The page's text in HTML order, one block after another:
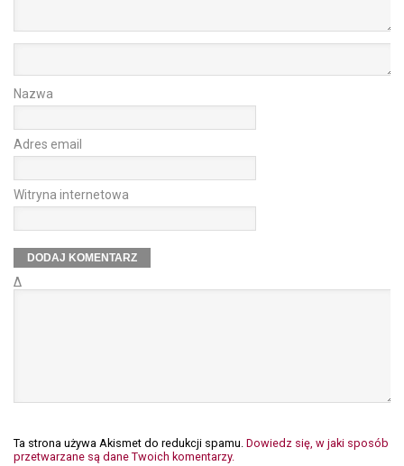
Nazwa
Adres email
Witryna internetowa
Δ
Ta strona używa Akismet do redukcji spamu. Dowiedz się, w jaki sposób
przetwarzane są dane Twoich komentarzy.